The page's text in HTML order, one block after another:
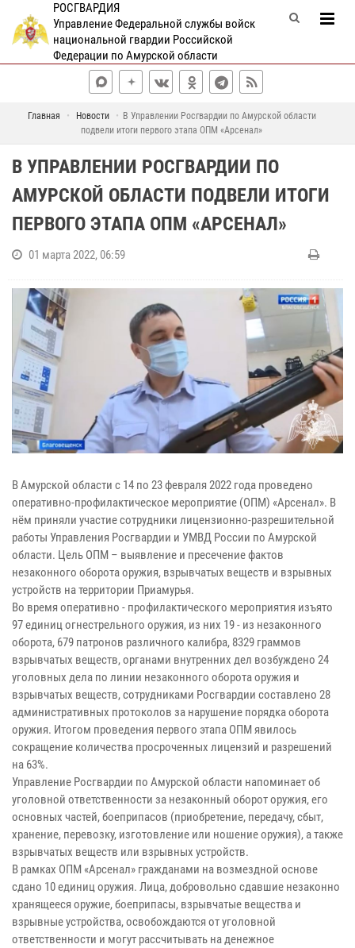
РОСГВАРДИЯ
Управление Федеральной службы войск
национальной гвардии Российской
Федерации по Амурской области
Главная Новости
В Управлении Росгвардии по Амурской области
подвели итоги первого этапа ОПМ «Арсенал»
В УПРАВЛЕНИИ РОСГВАРДИИ ПО
АМУРСКОЙ ОБЛАСТИ ПОДВЕЛИ ИТОГИ
ПЕРВОГО ЭТАПА ОПМ «АРСЕНАЛ»
01 марта 2022, 06:59
В Амурской области с 14 по 23 февраля 2022 года проведено
оперативно-профилактическое мероприятие (ОПМ) «Арсенал». В
нём приняли участие сотрудники лицензионно-разрешительной
работы Управления Росгвардии и УМВД России по Амурской
области. Цель ОПМ – выявление и пресечение фактов
незаконного оборота оружия, взрывчатых веществ и взрывных
устройств на территории Приамурья.
Во время оперативно - профилактического мероприятия изъято
97 единиц огнестрельного оружия, из них 19 - из незаконного
оборота, 679 патронов различного калибра, 8329 граммов
взрывчатых веществ, органами внутренних дел возбуждено 24
уголовных дела по линии незаконного оборота оружия и
взрывчатых веществ, сотрудниками Росгвардии составлено 28
административных протоколов за нарушение порядка оборота
оружия. Итогом проведения первого этапа ОПМ явилось
сокращение количества просроченных лицензий и разрешений
на 63%.
Управление Росгвардии по Амурской области напоминает об
уголовной ответственности за незаконный оборот оружия, его
основных частей, боеприпасов (приобретение, передачу, сбыт,
хранение, перевозку, изготовление или ношение оружия), а также
взрывчатых веществ или взрывных устройств.
В рамках ОПМ «Арсенал» гражданами на возмездной основе
сдано 10 единиц оружия. Лица, добровольно сдавшие незаконно
хранящееся оружие, боеприпасы, взрывчатые вещества и
взрывные устройства, освобождаются от уголовной
ответственности и могут рассчитывать на денежное